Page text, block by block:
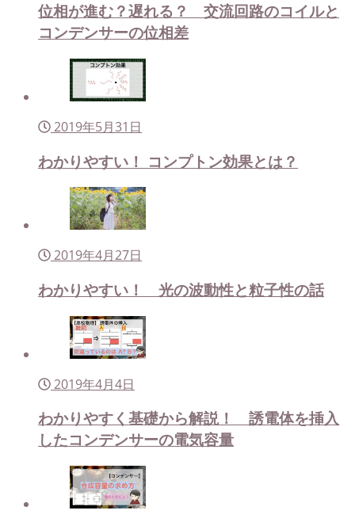
位相が進む？遅れる？ 交流回路のコイルと
コンデンサーの位相差
2019年5月31日
わかりやすい！ コンプトン効果とは？
2019年4月27日
わかりやすい！ 光の波動性と粒子性の話
2019年4月4日
わかりやすく基礎から解説！ 誘電体を挿入
したコンデンサーの電気容量